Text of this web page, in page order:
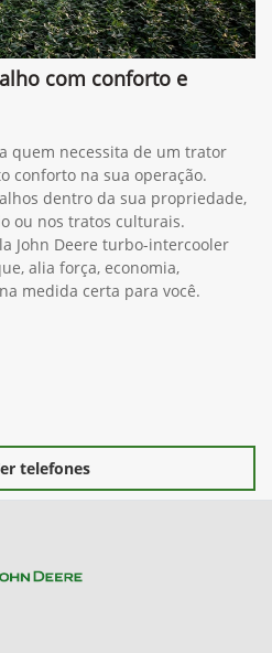
com conforto e
quem necessita de um trator
conforto na sua operação.
dentro da sua propriedade,
ou nos tratos culturais.
John Deere turbo-intercooler
alia força, economia,
medida certa para você.
telefones